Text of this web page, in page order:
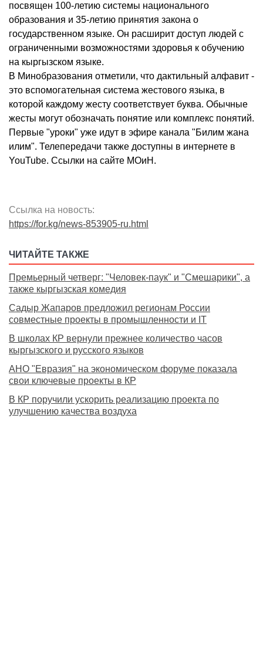
посвящен 100-летию системы национального
образования и 35-летию принятия закона о
государственном языке. Он расширит доступ людей с
ограниченными возможностями здоровья к обучению
на кыргызском языке.
В Минобразования отметили, что дактильный алфавит -
это вспомогательная система жестового языка, в
которой каждому жесту соответствует буква. Обычные
жесты могут обозначать понятие или комплекс понятий.
Первые "уроки" уже идут в эфире канала "Билим жана
илим". Телепередачи также доступны в интернете в
YouTube. Ссылки на сайте МОиН.
Ссылка на новость:
https://for.kg/news-853905-ru.html
ЧИТАЙТЕ ТАКЖЕ
Премьерный четверг: "Человек-паук" и "Смешарики", а
также кыргызская комедия
Садыр Жапаров предложил регионам России
совместные проекты в промышленности и IT
В школах КР вернули прежнее количество часов
кыргызского и русского языков
АНО "Евразия" на экономическом форуме показала
свои ключевые проекты в КР
В КР поручили ускорить реализацию проекта по
улучшению качества воздуха